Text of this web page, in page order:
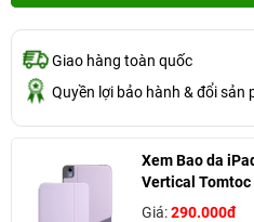
Giao hàng toàn quốc
Quyền lợi bảo hành & đổi sản
Xem Bao da
Vertical Tomtoc
Giá:290.000đ